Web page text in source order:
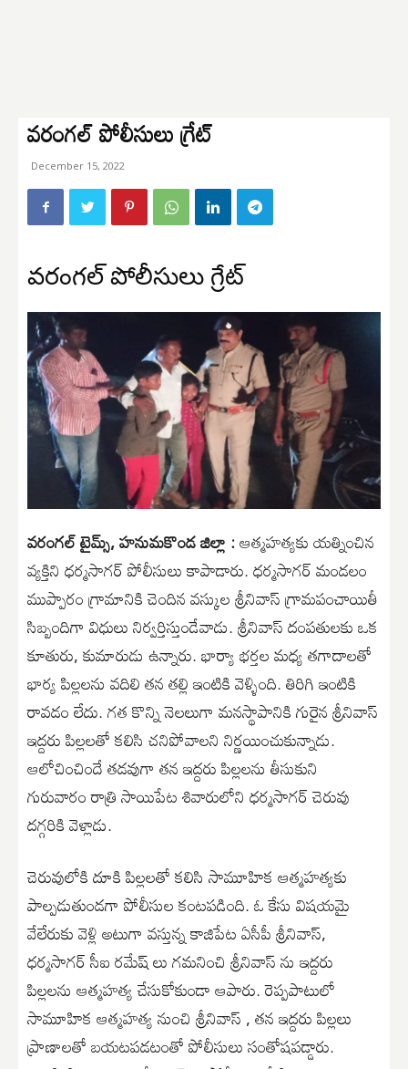
వరంగల్ పోలీసులు గ్రేట్
December 15, 2022
వరంగల్ పోలీసులు గ్రేట్
వరంగల్ టైమ్స్, హనుమకొండ జిల్లా :ఆత్మహత్యకు యత్నించిన
వ్యక్తిని ధర్మసాగర్ పోలీసులు కాపాడారు. ధర్మసాగర్ మండలం
ముప్పారం గ్రామానికి చెందిన వస్కుల శ్రీనివాస్ గ్రామపంచాయితీ
సిబ్బందిగా విధులు నిర్వర్తిస్తుండేవాడు. శ్రీనివాస్ దంపతులకు ఒక
కూతురు, కుమారుడు ఉన్నారు. భార్యా భర్తల మధ్య తగాదాలతో
భార్య పిల్లలను వదిలి తన తల్లి ఇంటికి వెళ్ళింది. తిరిగి ఇంటికి
రావడం లేదు. గత కొన్ని నెలలుగా మనస్థాపానికి గురైన శ్రీనివాస్
ఇద్దరు పిల్లలతో కలిసి చనిపోవాలని నిర్ణయించుకున్నాడు.
ఆలోచించిందే తడవుగా తన ఇద్దరు పిల్లలను తీసుకుని
గురువారం రాత్రి సాయిపేట శివారులోని ధర్మసాగర్ చెరువు
దగ్గరికి వెళ్లాడు.
చెరువులోకి దూకి పిల్లలతో కలిసి సామూహిక ఆత్మహత్యకు
పాల్పడుతుండగా పోలీసుల కంటపడింది. ఓ కేసు విషయమై
వేలేరుకు వెళ్లి అటుగా వస్తున్న కాజిపేట ఏసీపీ శ్రీనివాస్,
ధర్మసాగర్ సీఐ రమేష్ లు గమనించి శ్రీనివాస్ ను ఇద్దరు
పిల్లలను ఆత్మహత్య చేసుకోకుండా ఆపారు. రెప్పపాటులో
సామూహిక ఆత్మహత్య నుంచి శ్రీనివాస్ , తన ఇద్దరు పిల్లలు
ప్రాణాలతో బయటపడటంతో పోలీసులు సంతోషపడ్డారు.